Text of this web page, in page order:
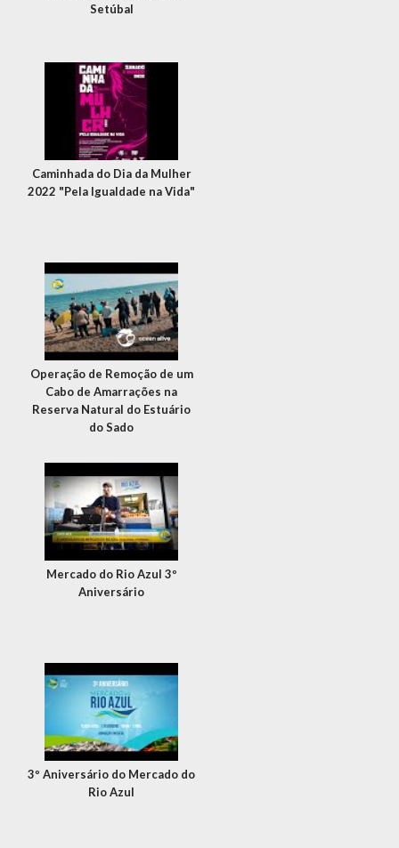
Setúbal
Caminhada do Dia da Mulher
2022 "Pela Igualdade na Vida"
Operação de Remoção de um
Cabo de Amarrações na
Reserva Natural do Estuário
do Sado
Mercado do Rio Azul 3º
Aniversário
3º Aniversário do Mercado do
Rio Azul